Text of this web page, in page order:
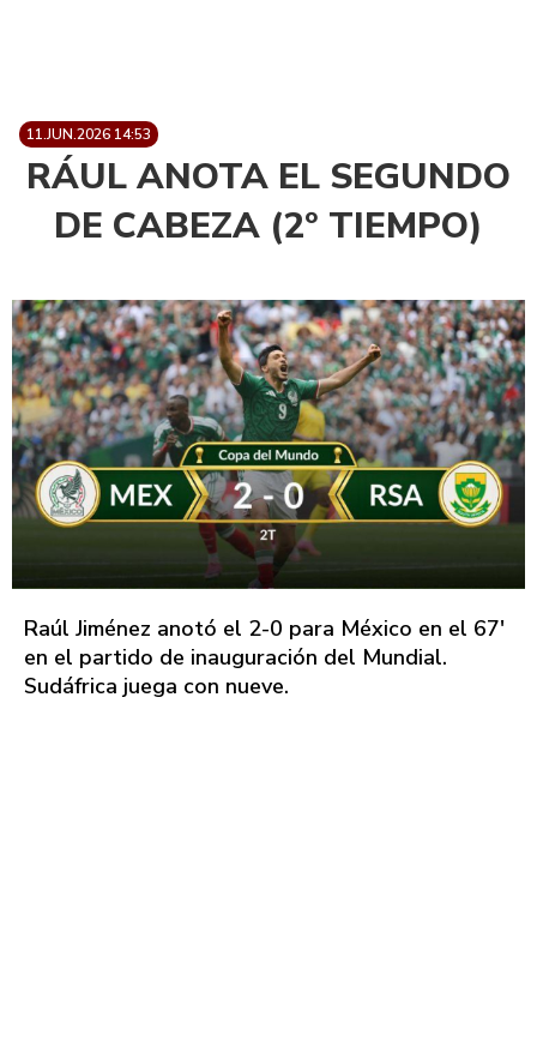
11.JUN.2026 14:53
RÁUL ANOTA EL SEGUNDO
DE CABEZA (2° TIEMPO)
Raúl Jiménez anotó el 2-0 para México en el 67'
en el partido de inauguración del Mundial.
Sudáfrica juega con nueve.